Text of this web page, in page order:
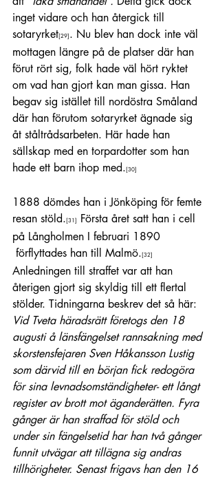
inget vidare och han återgick till
sotaryrket[29] . Nu blev han dock inte väl
mottagen längre på de platser där han
förut rört sig, folk hade väl hört ryktet
om vad han gjort kan man gissa. Han
begav sig istället till nordöstra Småland
där han förutom sotaryrket ägnade sig
åt ståltrådsarbeten. Här hade han
sällskap med en torpardotter som han
hade ett barn ihop med.[30]
1888 dömdes han i Jönköping för femte
resan stöld.[31]
Första året satt han i cell
på Långholmen I februari 1890
förflyttades han till Malmö.[32]
Anledningen till straffet var att han
återigen gjort sig skyldig till ett flertal
stölder. Tidningarna beskrev det så här:
Vid Tveta häradsrätt företogs den 18
augusti å länsfängelset rannsakning med
skorstensfejaren Sven Håkansson Lustig
som därvid till en början fick redogöra
för sina levnadsomständigheter- ett långt
register av brott mot äganderätten. Fyra
gånger är han straffad för stöld och
under sin fängelsetid har han två gånger
funnit utvägar att tillägna sig andras
tillhörigheter. Senast frigavs han den 16